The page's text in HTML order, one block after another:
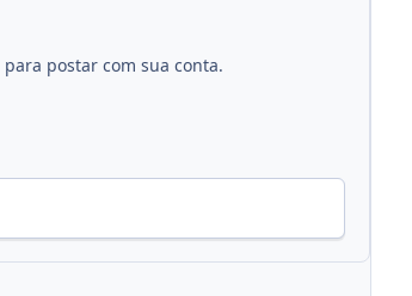
para postar com sua conta.